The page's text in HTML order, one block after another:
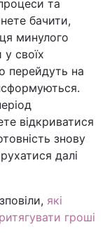
та
бачити,
минулого
своїх
перейдуть на
відкриватися
знову
далі
які
гроші